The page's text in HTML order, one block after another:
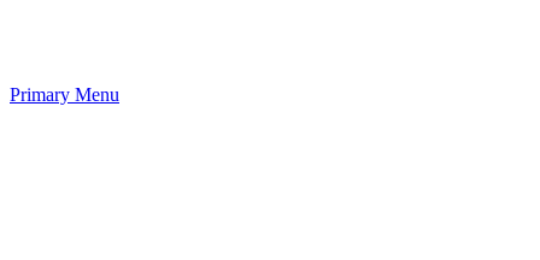
Primary Menu